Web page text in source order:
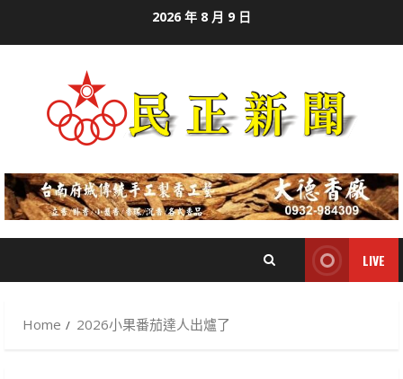
2026 年 8 月 9 日
LIVE
Home 2026小果番茄達人出爐了